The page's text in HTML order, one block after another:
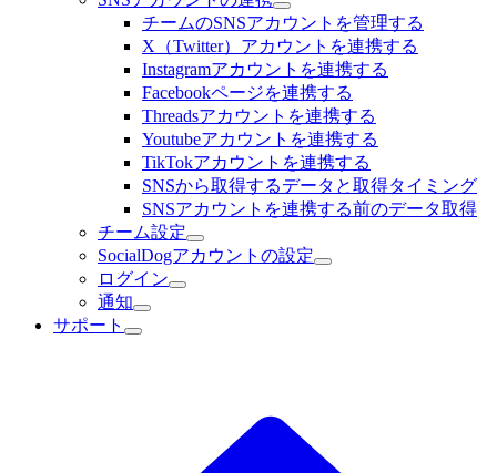
チームのSNSアカウントを管理する
X（Twitter）アカウントを連携する
Instagramアカウントを連携する
Facebookページを連携する
Threadsアカウントを連携する
Youtubeアカウントを連携する
TikTokアカウントを連携する
SNSから取得するデータと取得タイミング
SNSアカウントを連携する前のデータ取得
チーム設定
SocialDogアカウントの設定
ログイン
通知
サポート